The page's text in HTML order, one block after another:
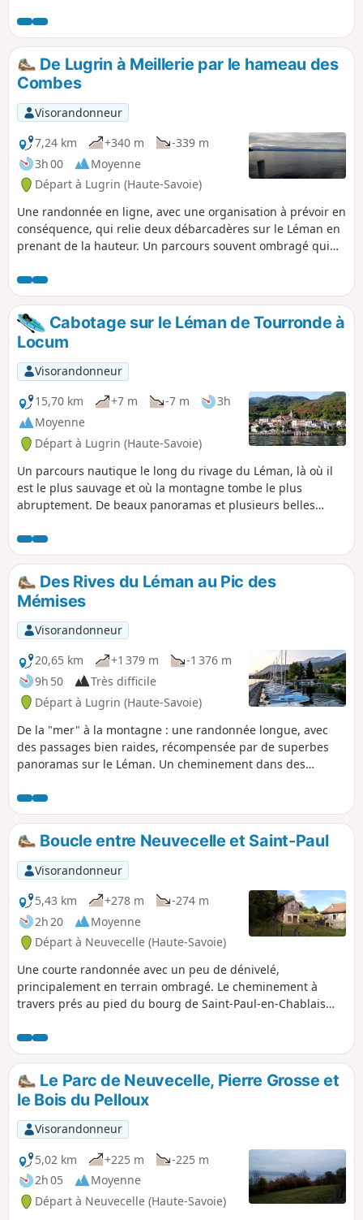
Plateau de Gavot ainsi qu'avec l'ancienne voie ferrée
désaffectée dite Ligne du Tonkin.
De Lugrin à Meillerie par le hameau des
Combes
Visorandonneur
7,24 km
+340 m
-339 m
3h 00
Moyenne
Départ à Lugrin (Haute-Savoie)
Une randonnée en ligne, avec une organisation à prévoir en
conséquence, qui relie deux débarcadères sur le Léman en
prenant de la hauteur. Un parcours souvent ombragé qui
Oratoires, chapelle et église sont aussi au rendez-vous.
Cabotage sur le Léman de Tourronde à
Locum
Visorandonneur
15,70 km
+7 m -7 m
3h
Moyenne
Départ à Lugrin (Haute-Savoie)
Un parcours nautique le long du rivage du Léman, là où il
est le plus sauvage et où la montagne tombe le plus
abruptement. De beaux panoramas et plusieurs belles
Des Rives du Léman au Pic des
Mémises
Visorandonneur
20,65 km
+1 379 m
-1 376 m
9h 50
Très difficile
Départ à Lugrin (Haute-Savoie)
De la "mer" à la montagne : une randonnée longue, avec
des passages bien raides, récompensée par de superbes
panoramas sur le Léman. Un cheminement dans des
forêt, plateaux herbagers, pâturages d'altitude et crêtes. On
gravit le sommet du Pic des Mémises d'où le panorama sur
le lac est très étendu.
Boucle entre Neuvecelle et Saint-Paul
Visorandonneur
5,43 km
+278 m
-274 m
2h 20
Moyenne
Départ à Neuvecelle (Haute-Savoie)
Une courte randonnée avec un peu de dénivelé,
principalement en terrain ombragé. Le cheminement à
travers prés au pied du bourg de Saint-Paul-en-Chablais
avoisinants.
Le Parc de Neuvecelle, Pierre Grosse et
le Bois du Pelloux
Visorandonneur
5,02 km
+225 m
-225 m
2h 05
Moyenne
Départ à Neuvecelle (Haute-Savoie)